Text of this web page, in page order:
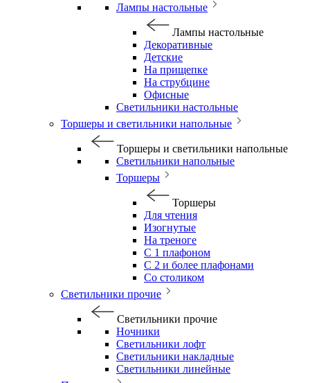
Лампы настольные
Лампы настольные
Декоративные
Детские
На прищепке
На струбцине
Офисные
Светильники настольные
Торшеры и светильники напольные
Торшеры и светильники напольные
Светильники напольные
Торшеры
Торшеры
Для чтения
Изогнутые
На треноге
С 1 плафоном
С 2 и более плафонами
Со столиком
Светильники прочие
Светильники прочие
Ночники
Светильники лофт
Светильники накладные
Светильники линейные